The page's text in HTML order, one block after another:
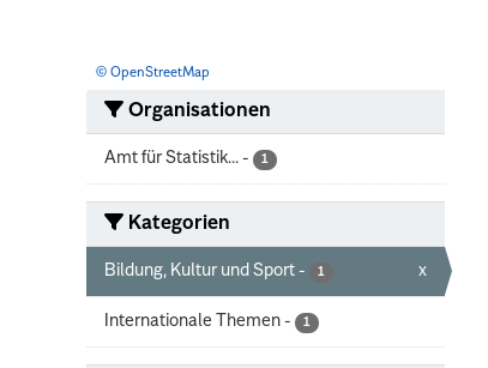
© OpenStreetMap
Organisationen
Amt für Statistik... - 1
Kategorien
Bildung, Kultur und Sport - 1 x
Internationale Themen - 1